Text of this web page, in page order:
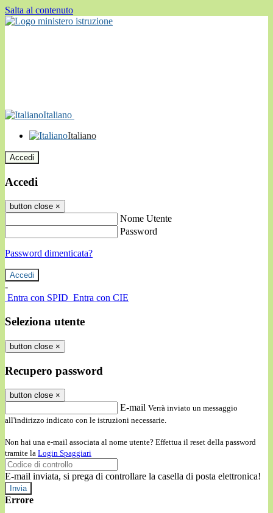
Salta al contenuto
Italiano
Italiano
Accedi
Accedi
button close ×
Nome Utente
Password
Password dimenticata?
-
Entra con SPID Entra con CIE
Seleziona utente
button close ×
Recupero password
button close ×
E-mail Verrà inviato un messaggio
all'indirizzo indicato con le istruzioni necessarie.
Non hai una e-mail associata al nome utente? Effettua il reset della password
tramite la Login Spaggiari
E-mail inviata, si prega di controllare la casella di posta elettronica!
Errore